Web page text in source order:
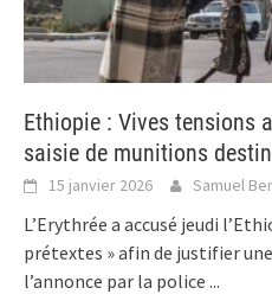
Ethiopie : Vives tensions
saisie de munitions
15 janvier 2026 Samuel
L’Erythrée a accusé jeudi
prétextes » afin de justifier
l’annonce par la police ...